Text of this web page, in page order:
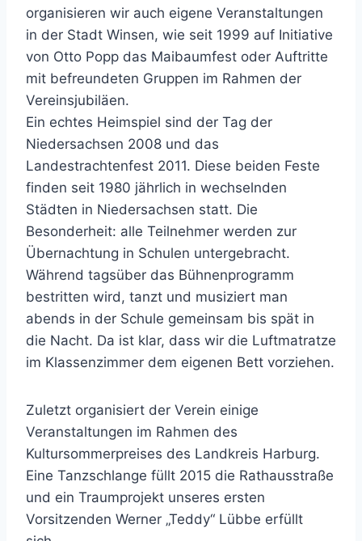
organisieren wir auch eigene Veranstaltungen
in der Stadt Winsen, wie seit 1999 auf Initiative
von Otto Popp das Maibaumfest oder Auftritte
mit befreundeten Gruppen im Rahmen der
Vereinsjubiläen.
Ein echtes Heimspiel sind der Tag der
Niedersachsen 2008 und das
Landestrachtenfest 2011. Diese beiden Feste
finden seit 1980 jährlich in wechselnden
Städten in Niedersachsen statt. Die
Besonderheit: alle Teilnehmer werden zur
Übernachtung in Schulen untergebracht.
Während tagsüber das Bühnenprogramm
bestritten wird, tanzt und musiziert man
abends in der Schule gemeinsam bis spät in
die Nacht. Da ist klar, dass wir die Luftmatratze
im Klassenzimmer dem eigenen Bett vorziehen.
Zuletzt organisiert der Verein einige
Veranstaltungen im Rahmen des
Kultursommerpreises des Landkreis Harburg.
Eine Tanzschlange füllt 2015 die Rathausstraße
und ein Traumprojekt unseres ersten
Vorsitzenden Werner „Teddy“ Lübbe erfüllt